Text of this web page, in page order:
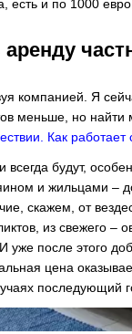
есть и по 1000
компанией. Я
меньше, но найти
Как работает
будут,
и жильцами –
скажем, от
из свежего –
уже после этого
цена
последующий